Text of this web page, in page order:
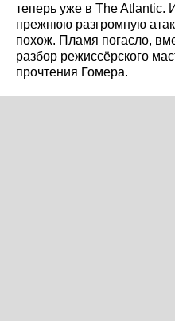
теперь уже в The Atlantic.
прежнюю разгромную
похож. Пламя погасло,
разбор режиссёрского
прочтения Гомера.